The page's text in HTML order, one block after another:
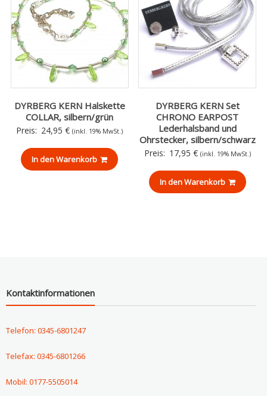
DYRBERG KERN Halskette
COLLAR, silbern/grün
Preis: 24,95€ (inkl. 19% MwSt.)
In den Warenkorb
DYRBERG KERN Set
CHRONO EARPOST
Lederhalsband und
Ohrstecker, silbern/schwarz
Preis: 17,95 € (inkl. 19% MwSt.)
In den Warenkorb
Kontaktinformationen
Telefon: 0345-6801247
Telefax: 0345-6801266
Mobil: 0177-5505014